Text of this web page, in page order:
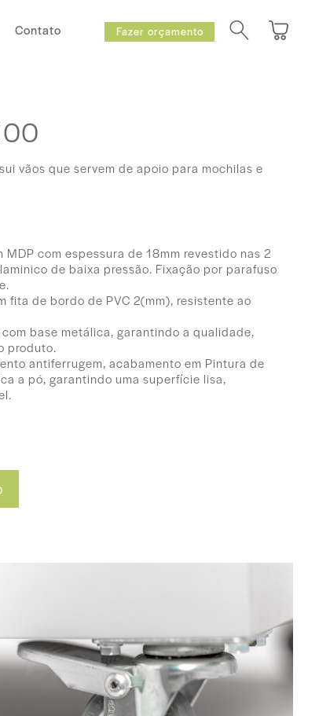
Contato Fazer orçamento
vãos que servem de apoio para mochilas e
MDP com espessura de 18mm revestido nas 2
de baixa pressão. Fixação por parafuso
fita de bordo de PVC 2(mm), resistente ao
base metálica, garantindo a qualidade,
produto.
antiferrugem, acabamento em Pintura de
a pó, garantindo uma superfície lisa,